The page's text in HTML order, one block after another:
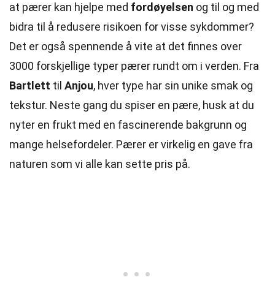
at pærer kan hjelpe med fordøyelsen og til og med
bidra til å redusere risikoen for visse sykdommer?
Det er også spennende å vite at det finnes over
3000 forskjellige typer pærer rundt om i verden. Fra
Bartlett til Anjou, hver type har sin unike smak og
tekstur. Neste gang du spiser en pære, husk at du
nyter en frukt med en fascinerende bakgrunn og
mange helsefordeler. Pærer er virkelig en gave fra
naturen som vi alle kan sette pris på.